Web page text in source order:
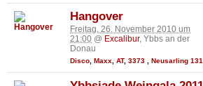
Hangover
Freitag, 26. November 2010 um
21:00 @ Excalibur, Ybbs an der
Donau
Disco Maxx AT, 3373 Neusarling 131